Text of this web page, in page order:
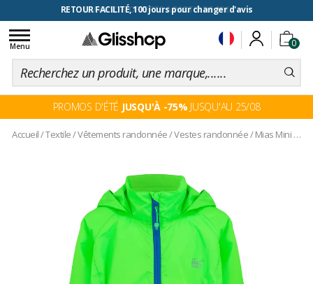
RETOUR FACILITÉ, 100 jours pour changer d'avis
0
Toggle
navigation
Menu
PROMOS D'ÉTÉ JUSQU'À -75% JUSQU'AU 25/08
Accueil/Textile/Vêtements randonnée/Vestes randonnée/Mias Mini Neon Green